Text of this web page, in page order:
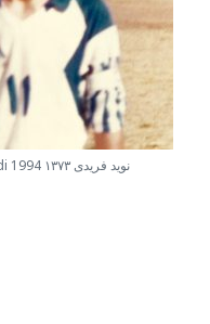
Navid faridi 1994 نويد فريدى ١٣٧٣